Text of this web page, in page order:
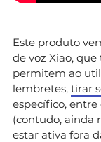
Este produto
de voz Xiao,
permitem ao
lembretes, tirar
específico, entre
(contudo, ainda
estar ativa fora